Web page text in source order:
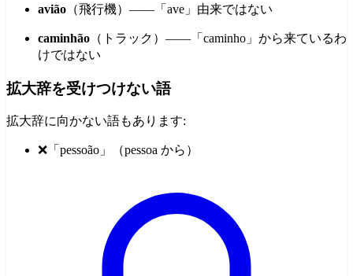
avião （飛行機）——「ave」由来ではない
caminhão （トラック）——「caminho」から来ているわ
けではない
拡大辞を受けつけない語
拡大辞に向かない語もあります:
❌「pessoão」（pessoa から）